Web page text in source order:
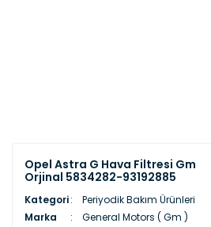
Opel Astra G Hava Filtresi Gm
Orjinal 5834282-93192885
Kategori
Periyodik Bakım Ürünleri
Marka
General Motors ( Gm )